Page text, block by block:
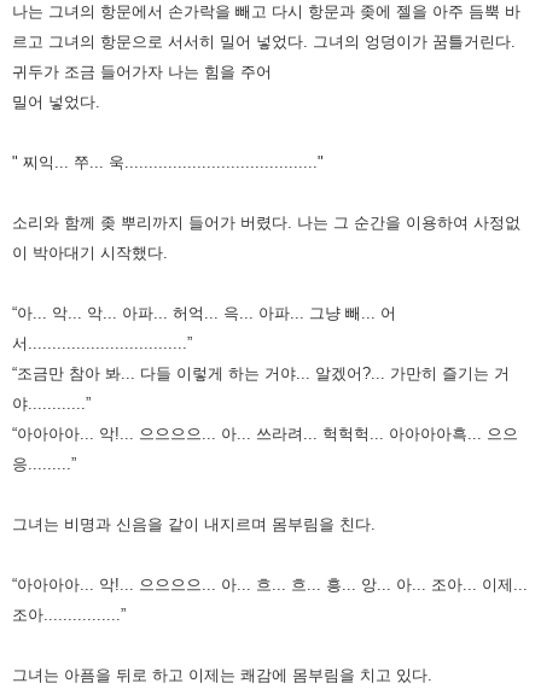
나는 그녀의 항문에서 손가락을 빼고 다시 항문과 좆에 젤을 아주 듬뿍 바
르고 그녀의 항문으로 서서히 밀어 넣었다.
그녀의 엉덩이가 꿈틀거린다.
귀두가 조금 들어가자 나는 힘을 주어
밀어 넣었다.
" 찌익... 쭈... 욱........................................"
소리와 함께 좆 뿌리까지 들어가 버렸다. 나는 그 순간을 이용하여 사정없
이 박아대기 시작했다.
“아... 악... 악... 아파... 허억... 윽... 아파... 그냥 빼... 어
서.................................”
“조금만 참아 봐... 다들 이렇게 하는 거야... 알겠어?... 가만히 즐기는 거
야............”
“아아아아... 악!... 으으으으... 아... 쓰라려... 헉헉헉... 아아아아흑... 으으
응.........”
그녀는 비명과 신음을 같이 내지르며 몸부림을 친다.
“아아아아... 악!... 으으으으... 아... 흐... 흐... 흥... 앙... 아... 조아... 이제...
조아................”
그녀는 아픔을 뒤로 하고 이제는 쾌감에 몸부림을 치고 있다.